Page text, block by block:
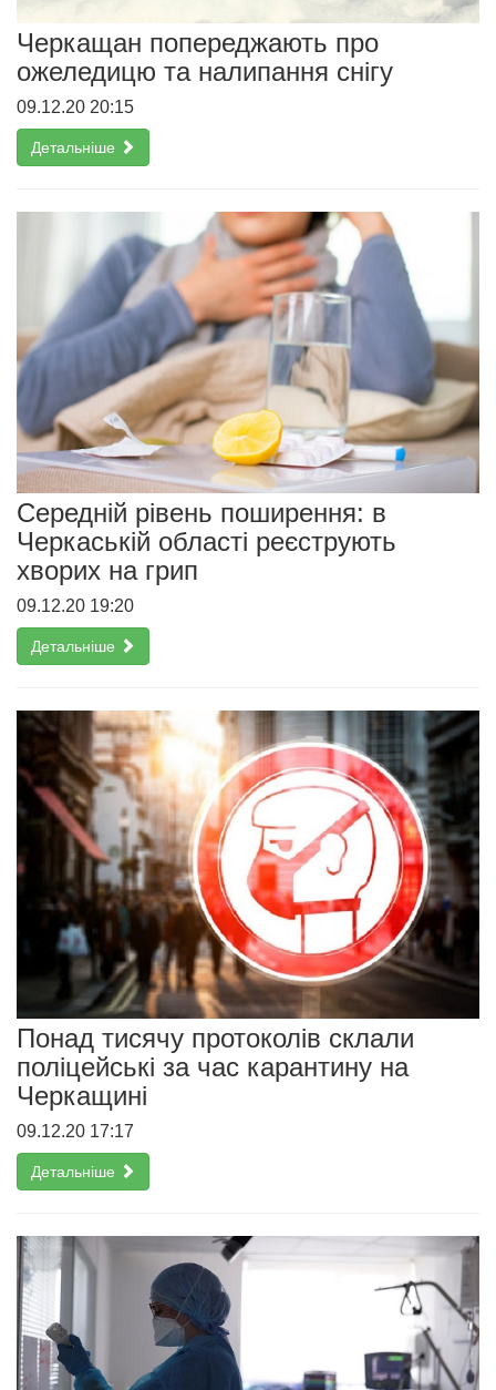
Черкащан попереджають про
ожеледицю та налипання снігу
09.12.20 20:15
Детальніше
Середній рівень поширення: в
Черкаській області реєструють
хворих на грип
09.12.20 19:20
Детальніше
Понад тисячу протоколів склали
поліцейські за час карантину на
Черкащині
09.12.20 17:17
Детальніше